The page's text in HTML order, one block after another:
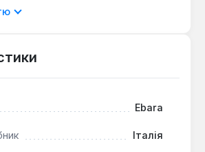
системах зрошення,
довговічність та надійність
система з нержавіючої сталі:
з нержавіючої сталі AISI 304,
Ebara
Італія